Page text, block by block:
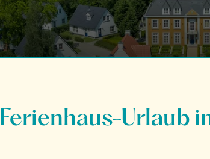
Ferienhaus-Urlaub